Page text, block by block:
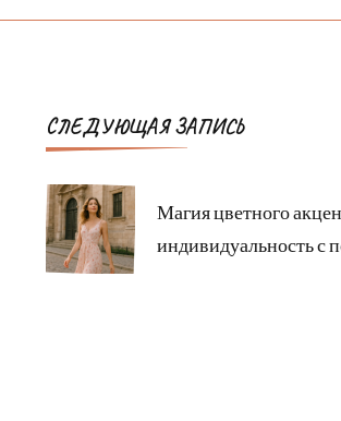
Навигация
записям
СЛЕДУЮЩАЯ ЗАПИСЬ
Магия цветного
индивидуальность с